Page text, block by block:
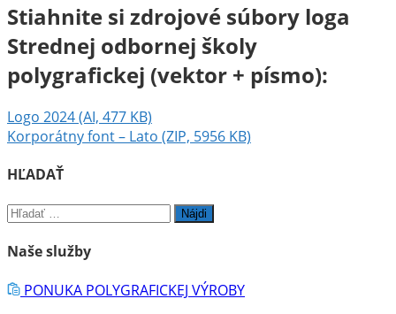
Stiahnite si zdrojové súbory loga
Strednej odbornej školy
polygrafickej (vektor + písmo):
Logo 2024 (AI, 477 KB)
Korporátny font – Lato (ZIP, 5956 KB)
HĽADAŤ
Hľadať:
Naše služby
PONUKA POLYGRAFICKEJ VÝROBY